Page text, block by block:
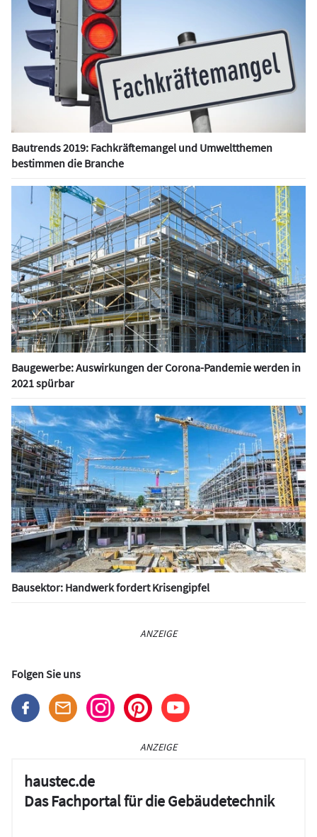
Bautrends 2019: Fachkräftemangel und Umweltthemen
bestimmen die Branche
Baugewerbe: Auswirkungen der Corona-Pandemie werden in
2021 spürbar
Bausektor: Handwerk fordert Krisengipfel
ANZEIGE
Folgen Sie uns
ANZEIGE
haustec.de
Das Fachportal für die Gebäudetechnik